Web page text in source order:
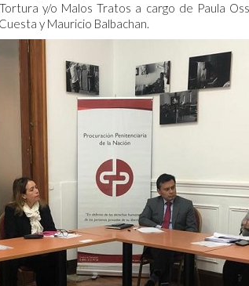
y/o Malos Tratos a cargo de Paula
y Mauricio Balbachan.